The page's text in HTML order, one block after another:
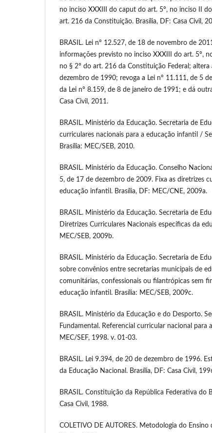
no inciso XXXIII do caput do art. 5º, no inciso II
art. 216 da Constituição. Brasília, DF: Casa Civil,
BRASIL. Lei nº 12.527, de 18 de novembro de
informações previsto no inciso XXXIII do art. 5º,
no § 2º do art. 216 da Constituição Federal; altera
dezembro de 1990; revoga a Lei nº 11.111, de 5
da Lei nº 8.159, de 8 de janeiro de 1991; e dá
Casa Civil, 2011.
BRASIL. Ministério da Educação. Secretaria de
curriculares nacionais para a educação infantil /
Brasília: MEC/SEB, 2010.
BRASIL. Ministério da Educação. Conselho
5, de 17 de dezembro de 2009. Fixa as diretrizes
educação infantil. Brasília, DF: MEC/CNE, 2009a.
BRASIL. Ministério da Educação. Secretaria de
Diretrizes Curriculares Nacionais específicas da
MEC/SEB, 2009b.
BRASIL. Ministério da Educação. Secretaria de
sobre convênios entre secretarias municipais de
comunitárias, confessionais ou filantrópicas sem
educação infantil. Brasília: MEC/SEB, 2009c.
BRASIL. Ministério da Educação e do Desporto.
Fundamental. Referencial curricular nacional para
MEC/SEF, 1998. v. 01-03.
BRASIL. Lei 9.394, de 20 de dezembro de 1996.
da Educação Nacional. Brasília, DF: Casa Civil,
BRASIL. Constituição da República Federativa do
Casa Civil, 1988.
COLETIVO DE AUTORES. Metodologia do Ensino